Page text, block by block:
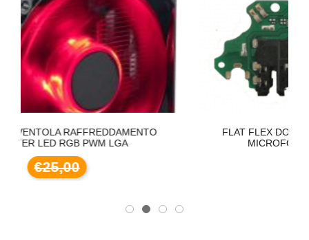
LGA
FLAT FLEX DOCK CONNETTORE
MICROFONO CUFFIE HUAWEI P